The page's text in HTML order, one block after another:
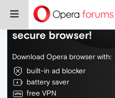
Do more on the
secure browser!
Download Opera browser with:
built-in ad blocker
battery saver
free VPN